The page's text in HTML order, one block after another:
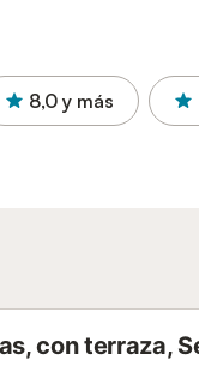
8,0 y más
con terraza,